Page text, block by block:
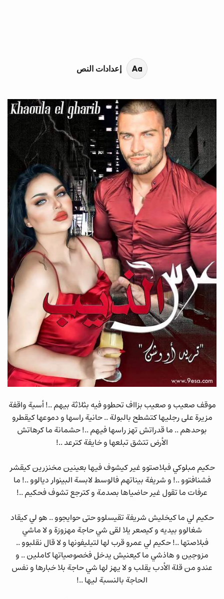
موقف صعيب و صعيب بزااف تحطوو فيه بثلاثة بيهم ..! أسية واقفة
مزيرة على رجليها كتشطح بالبولة .. حانية راسها و دموعها كيقطرو
بوحدهم .. ما قدراتش تهز راسها فيهم ..! حشمانة ما كرهاتش
الأرض تتشق تبلعها و خايفة كترعد ..!
حكيم مبلوكي فبلاصتوو غير كيشوف فيها بعينين مخنزرين كيقشر
فشنافتوو ..! و شريفة بيناتهم فالوسط لابسة البينوار ديالوو ..! ما
عرفات ما تقول غير حاضياها بصدمة و كترجع تشوف فحكيم ..!
حكيم لي ما كيخليش شريفة تقيسلوو حتى حوايجوو .. هو لي كيقاد
شغالوو بيديه و كيصعر يلا لقى شي حاجة مهزوزة و لا ماشي
فبلاصتها ..! حكيم لي عمرو قرب لها لتيليفونها و لا قال نقلبوو ..
مزوجين و هاذشي ما كيعنيش يدخل فخصوصياتها كاملين .. و
عندو من قلة الأدب يقلب و لا يهز لها شي حاجة بلا خبارها و نفس
الحاجة بالنسبة ليها ..!